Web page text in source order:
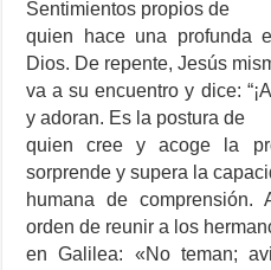
Sentimientos propios de
quien hace una profunda
Dios. De repente, Jesús
va a su encuentro y dice:
y adoran. Es la postura de
quien cree y acoge la
sorprende y supera la
humana de
orden de reunir a los
en Galilea: «No teman;